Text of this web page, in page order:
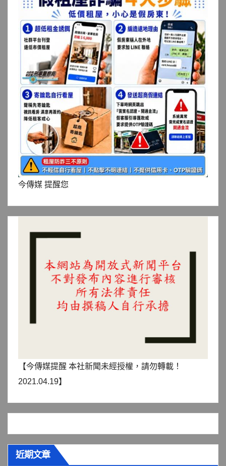
今傳媒 提醒您
【今傳媒提醒 本社新聞未經授權，請勿轉載！
2021.04.19】
近期文章